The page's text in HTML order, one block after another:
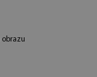
obrazu